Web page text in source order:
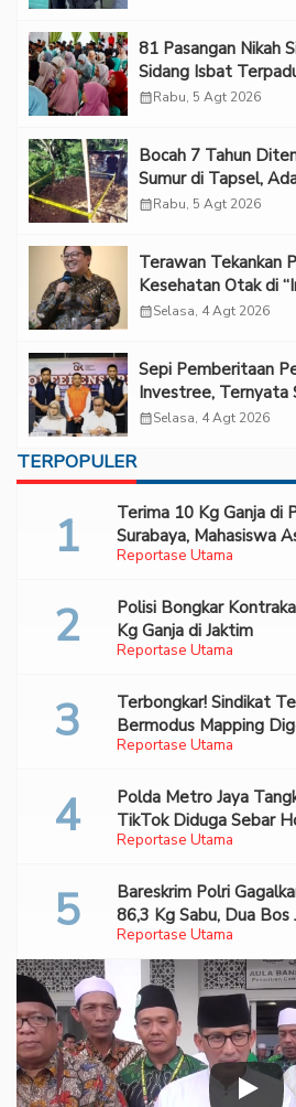
81 Pasangan Nikah
Sidang Isbat
calendar_monthRabu, 5 Agt 2026
Bocah 7 Tahun
Sumur di Tapsel,
calendar_monthRabu, 5 Agt 2026
Terawan Tekankan
Kesehatan Otak di
Forum 2026 UPN
calendar_monthSelasa, 4 Agt 2026
Sepi Pemberitaan
Investree, Ternyata
calendar_monthSelasa, 4 Agt 2026
TERPOPULER
Reportase Utama
Terima 10 Kg Ganja di
Surabaya, Mahasiswa
Bareskrim
Reportase Utama
Polisi Bongkar
Kg Ganja di Jaktim
Reportase Utama
Terbongkar! Sindikat
Bermodus Mapping
Reportase Utama
Polda Metro Jaya
TikTok Diduga Sebar
Turunkan Prabowo-
Reportase Utama
Bareskrim Polri
86,3 Kg Sabu, Dua Bos
Diburu